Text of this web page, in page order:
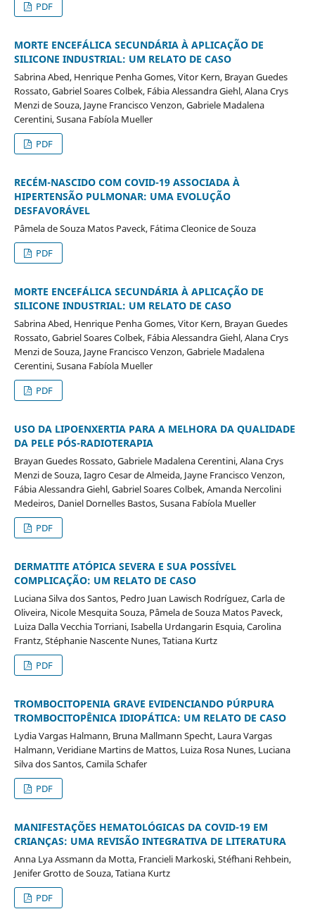
PDF
MORTE ENCEFÁLICA SECUNDÁRIA À APLICAÇÃO DE
SILICONE INDUSTRIAL: UM RELATO DE CASO
Sabrina Abed, Henrique Penha Gomes, Vitor Kern, Brayan Guedes
Rossato, Gabriel Soares Colbek, Fábia Alessandra Giehl, Alana Crys
Menzi de Souza, Jayne Francisco Venzon, Gabriele Madalena
Cerentini, Susana Fabíola Mueller
PDF
RECÉM-NASCIDO COM COVID-19 ASSOCIADA À
HIPERTENSÃO PULMONAR: UMA EVOLUÇÃO
DESFAVORÁVEL
Pâmela de Souza Matos Paveck, Fátima Cleonice de Souza
PDF
MORTE ENCEFÁLICA SECUNDÁRIA À APLICAÇÃO DE
SILICONE INDUSTRIAL: UM RELATO DE CASO
Sabrina Abed, Henrique Penha Gomes, Vitor Kern, Brayan Guedes
Rossato, Gabriel Soares Colbek, Fábia Alessandra Giehl, Alana Crys
Menzi de Souza, Jayne Francisco Venzon, Gabriele Madalena
Cerentini, Susana Fabíola Mueller
PDF
USO DA LIPOENXERTIA PARA A MELHORA DA QUALIDADE
DA PELE PÓS-RADIOTERAPIA
Brayan Guedes Rossato, Gabriele Madalena Cerentini, Alana Crys
Menzi de Souza, Iagro Cesar de Almeida, Jayne Francisco Venzon,
Fábia Alessandra Giehl, Gabriel Soares Colbek, Amanda Nercolini
Medeiros, Daniel Dornelles Bastos, Susana Fabíola Mueller
PDF
DERMATITE ATÓPICA SEVERA E SUA POSSÍVEL
COMPLICAÇÃO: UM RELATO DE CASO
Luciana Silva dos Santos, Pedro Juan Lawisch Rodríguez, Carla de
Oliveira, Nicole Mesquita Souza, Pâmela de Souza Matos Paveck,
Luiza Dalla Vecchia Torriani, Isabella Urdangarin Esquia, Carolina
Frantz, Stéphanie Nascente Nunes, Tatiana Kurtz
PDF
TROMBOCITOPENIA GRAVE EVIDENCIANDO PÚRPURA
TROMBOCITOPÊNICA IDIOPÁTICA: UM RELATO DE CASO
Lydia Vargas Halmann, Bruna Mallmann Specht, Laura Vargas
Halmann, Veridiane Martins de Mattos, Luiza Rosa Nunes, Luciana
Silva dos Santos, Camila Schafer
PDF
MANIFESTAÇÕES HEMATOLÓGICAS DA COVID-19 EM
CRIANÇAS: UMA REVISÃO INTEGRATIVA DE LITERATURA
Anna Lya Assmann da Motta, Francieli Markoski, Stéfhani Rehbein,
Jenifer Grotto de Souza, Tatiana Kurtz
PDF